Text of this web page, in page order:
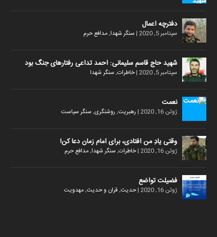
دفترچه اعمال
سپتامبر 5, 2020 | سنگر شهدا,مدافع حرم
شهید حاج قاسم سلیمانی: احمد تداعی رفتارهای جنگ بود
سپتامبر 5, 2020 |خاطرات, سنگر شهدا
نعمت
ژوئن 16, 2020 | رهبریت, روشنگری, سنگر سیاست
وقتی یادِ من افتادی، برای امام زمان دعا کن!
ژوئن 16, 2020 |خاطرات, سنگر شهدا,مدافع حرم
فضیلت تواضع
ژوئن 16, 2020 |حدیث,قران و حدیث,مهدویت